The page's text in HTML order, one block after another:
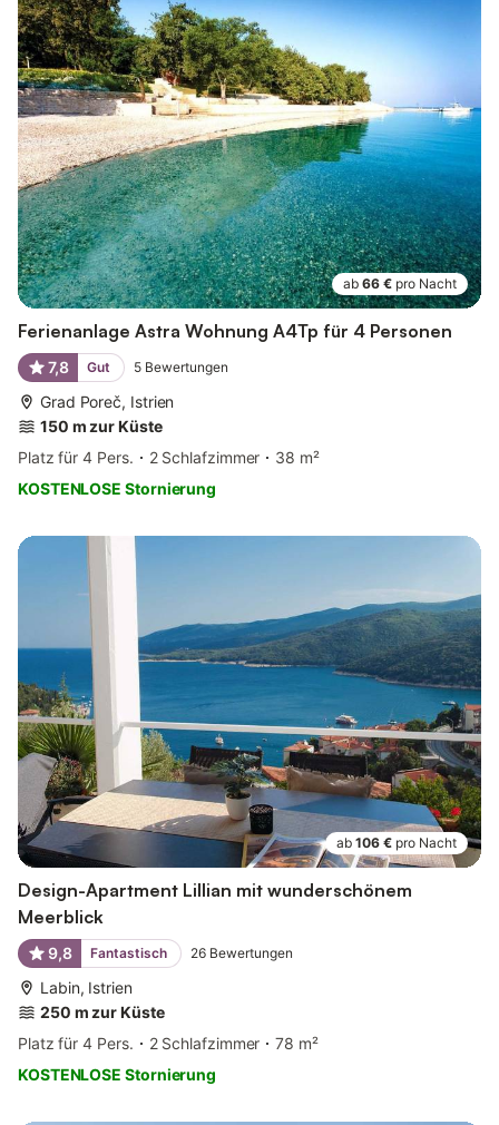
ab 66 € pro Nacht
Ferienanlage Astra Wohnung A4Tp für 4 Personen
7,8 Gut 5 Bewertungen
Grad Poreč, Istrien
150 m zur Küste
Platz für 4 Pers.
2 Schlafzimmer
38 m²
KOSTENLOSE Stornierung
ab 106 € pro Nacht
Design-Apartment Lillian mit wunderschönem
Meerblick
9,8 Fantastisch 26 Bewertungen
Labin, Istrien
250 m zur Küste
Platz für 4 Pers.
2 Schlafzimmer
78 m²
KOSTENLOSE Stornierung